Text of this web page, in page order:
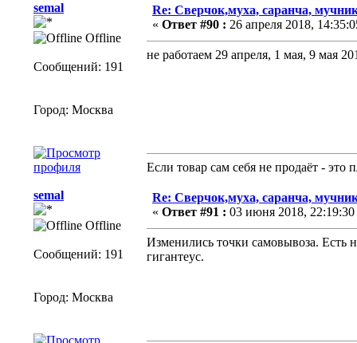
semal
Offline
Сообщений: 191
Город: Москва
Re: Сверчок,муха, саранча,
« Ответ #90 : 26 апреля 2018,
не работаем 29 апреля, 1 мая, 9 мая
Если товар сам себя не продаёт -
semal
Offline
Сообщений: 191
Город: Москва
Re: Сверчок,муха, саранча,
« Ответ #91 : 03 июня 2018, 22:19:30
Изменились точки самовывоза. Есть
гигантеус.